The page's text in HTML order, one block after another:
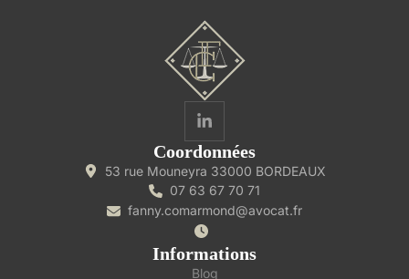
Coordonnées
53 rue Mouneyra 33000 BORDEAUX
07 63 67 70 71
fanny.comarmond@avocat.fr
Informations
Blog